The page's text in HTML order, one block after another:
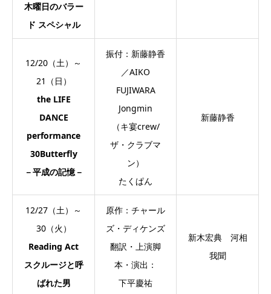
木曜日のバラー
ド スペシャル
12/20（土）～
21（日）
the LIFE
DANCE
performance
30Butterfly
－平成の記憶－
振付：新藤静香
／AIKO
FUJIWARA
Jongmin
（キ宴crew/
ザ・クラブマ
ン）
たくぱん
新藤静香
12/27（土）～
30（火）
Reading Act
スクルージと呼
ばれた男
原作：チャール
ズ・ディケンズ
翻訳・上演脚
本・演出：
下平慶祐
新木宏典 河相
我聞